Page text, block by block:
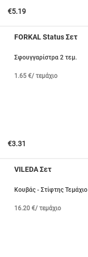
€5.19
FORKAL Status Σετ
Σφουγγαρίστρα 2 τεμ.
1.65 €/ τεμάχιο
€3.31
VILEDA Σετ
Κουβάς - Στίφτης Τεμάχιο
16.20 €/ τεμάχιο